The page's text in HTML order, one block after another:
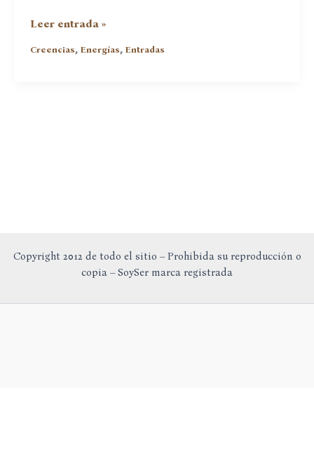
11:11
de
Leer entrada »
Creencias,Energías,Entradas
Copyright 2012 de todo el sitio – Prohibida su reproducción o
copia – SoySer marca registrada